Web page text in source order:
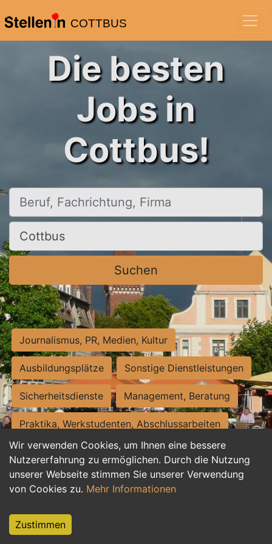
COTTBUS
Wir verwenden Cookies, um Ihnen eine bessere
Nutzererfahrung zu ermöglichen. Durch die Nutzung
unserer Webseite stimmen Sie unserer Verwendung
von Cookies zu. Mehr Informationen
Zustimmen
Die besten
Jobs in
Cottbus!
Beruf, Fachrichtung, Firma
Ort, Stadt
Suchen
Journalismus, PR, Medien, Kultur
Ausbildungsplätze Sonstige Dienstleistungen
Sicherheitsdienste Management, Beratung
Praktika, Werkstudenten, Abschlussarbeiten
Personalwesen Assistenz, Sekretariat
Hilfskräfte, Aushilfs- und Nebenjobs
Weiterbildung, Studium, duale Ausbildung